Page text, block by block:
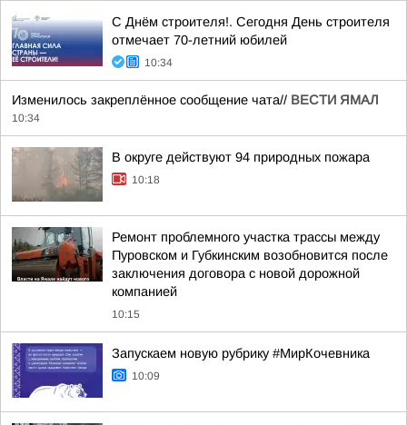
С Днём строителя!. Сегодня День строителя
отмечает 70-летний юбилей
10:34
Изменилось закреплённое сообщение чата// ВЕСТИ ЯМАЛ
10:34
В округе действуют 94 природных пожара
10:18
Ремонт проблемного участка трассы между
Пуровском и Губкинским возобновится после
заключения договора с новой дорожной
компанией
10:15
Запускаем новую рубрику #МирКочевника
10:09